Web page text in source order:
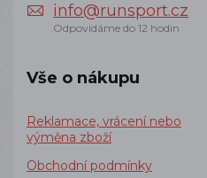
info@runsport.cz
Odpovídáme do 12 hodin
Vše o nákupu
Reklamace, vrácení nebo
výměna zboží
Obchodní podmínky